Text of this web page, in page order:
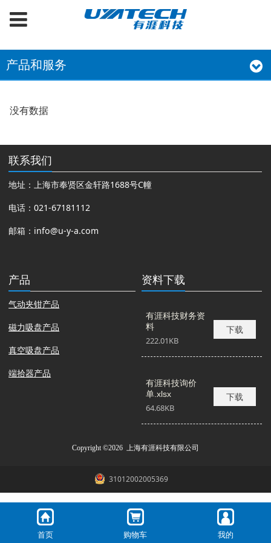
产品和服务
没有数据
联系我们
地址：上海市奉贤区金轩路1688号C幢
电话：021-67181112
邮箱： info@u-y-a.com
产品
气动夹钳产品
磁力吸盘产品
真空吸盘产品
端拾器产品
资料下载
有涯科技财务资
料
222.01KB
下载
有涯科技询价
单.xlsx
64.68KB
下载
Copyright ©2026 上海有涯科技有限公司
31012002005369
首页 购物车 我的